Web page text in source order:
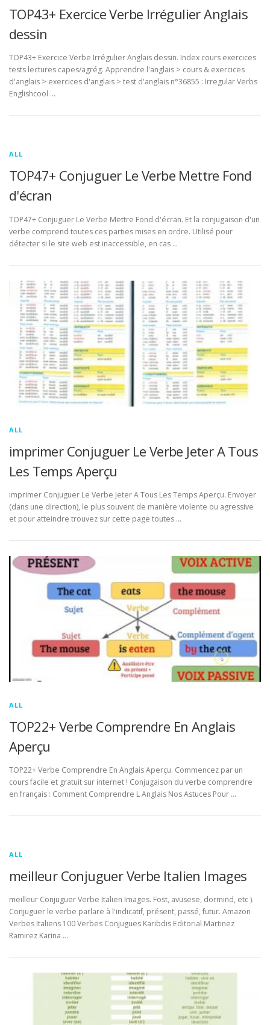
TOP43+ Exercice Verbe Irrégulier Anglais
dessin
TOP43+ Exercice Verbe Irrégulier Anglais dessin. Index cours exercices
tests lectures capes/agrég. Apprendre l'anglais > cours & exercices
d'anglais > exercices d'anglais > test d'anglais n°36855 : Irregular Verbs
Englishcool …
ALL
TOP47+ Conjuguer Le Verbe Mettre Fond
d'écran
TOP47+ Conjuguer Le Verbe Mettre Fond d'écran. Et la conjugaison d'un
verbe comprend toutes ces parties mises en ordre. Utilisé pour
détecter si le site web est inaccessible, en cas …
ALL
imprimer Conjuguer Le Verbe Jeter A Tous
Les Temps Aperçu
imprimer Conjuguer Le Verbe Jeter A Tous Les Temps Aperçu. Envoyer
(dans une direction), le plus souvent de manière violente ou agressive
et pour atteindre trouvez sur cette page toutes …
ALL
TOP22+ Verbe Comprendre En Anglais
Aperçu
TOP22+ Verbe Comprendre En Anglais Aperçu. Commencez par un
cours facile et gratuit sur internet ! Conjugaison du verbe comprendre
en français : Comment Comprendre L Anglais Nos Astuces Pour …
ALL
meilleur Conjuguer Verbe Italien Images
meilleur Conjuguer Verbe Italien Images. Fost, avusese, dormind, etc ).
Conjuguer le verbe parlare à l'indicatif, présent, passé, futur. Amazon
Verbes Italiens 100 Verbes Conjugues Karibdis Editorial Martinez
Ramirez Karina …